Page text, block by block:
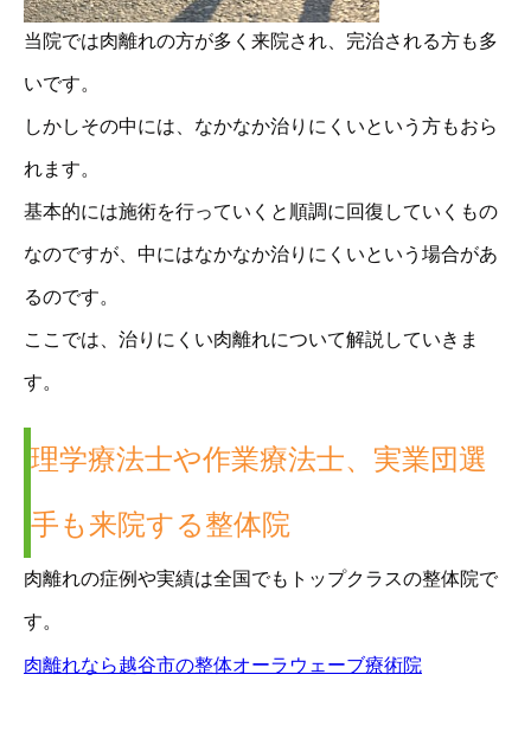
当院では肉離れの方が多く来院され、完治される方も多
いです。
しかしその中には、なかなか治りにくいという方もおら
れます。
基本的には施術を行っていくと順調に回復していくもの
なのですが、中にはなかなか治りにくいという場合があ
るのです。
ここでは、治りにくい肉離れについて解説していきま
す。
理学療法士や作業療法士、実業団選
手も来院する整体院
肉離れの症例や実績は全国でもトップクラスの整体院で
す。
肉離れなら越谷市の整体オーラウェーブ療術院